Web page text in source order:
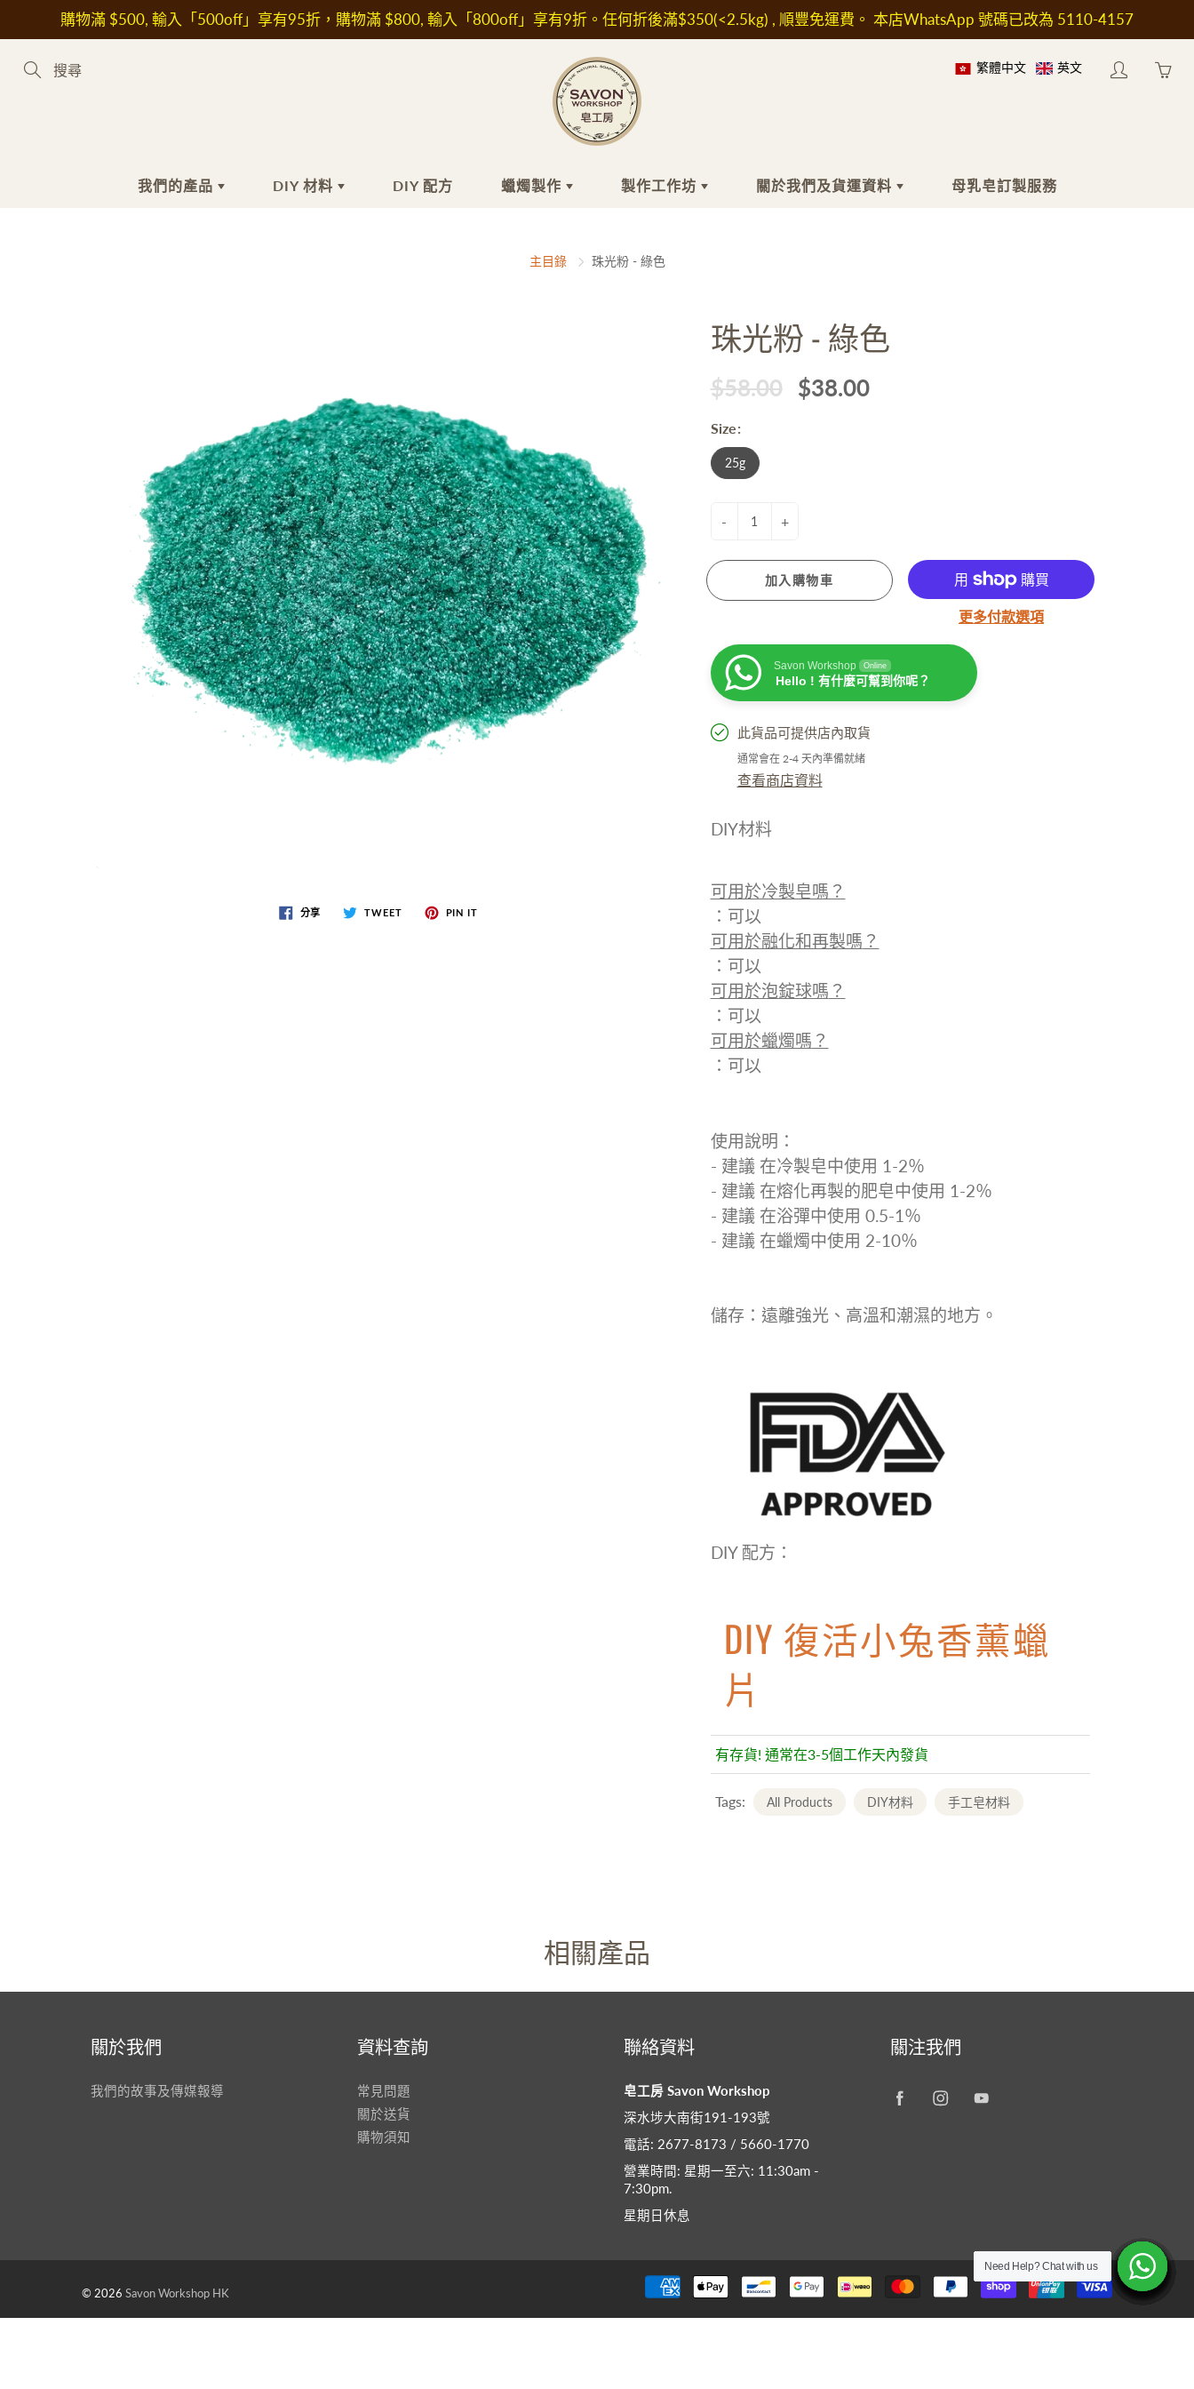
購物滿 $500, 輸入「500off」享有95折，購物滿 $800, 輸入「800off」享有9折。任何折後滿$350(<2.5kg) , 順豐免運費。 本店WhatsApp 號碼已改為 5110-4157
繁體中文 英文
我們的產品
頭髮
身體乳液
止汗劑
濕疹護理
眼部及唇部護理
精華液
乳液,臉霜及面膜
爽肌水
臉部清潔
再見痘痘系列
防曬霜
功能性原液
護膚蠟燭 防曬. 驅蚊. 去暗瘡
防脫髮專用 生活小物
微粒子擴香機
精油
香精
家居小品
手工淡香水 濕疹護理
DIY 材料
其他基本材料
植物粉和乾花
抗衰老成分
防脫髮成分
活性界面劑/ 起泡劑/ 乳化劑/ 增稠劑
抗菌劑
精油/香精
模具
包裝用具
瓶子和容器
DIY 工具箱
DIY材料包
身體護理製作工具箱
其他材料
DIY 配方 蠟燭製作 製作工作坊
作坊
外展課程服務
關於我們及貨運資料 母乳皂訂製服務
主目錄 珠光粉 - 綠色
分享 TWEET PIN IT
珠光粉 - 綠色
$58.00 $38.00
Size:
25g
- +
加入購物車
更多付款選項
Savon Workshop Online
Hello ! 有什麼可幫到你呢？
此貨品可提供店內取貨
通常會在 2-4 天內準備就緒
查看商店資料
DIY材料
可用於冷製皂嗎？
：可以
可用於融化和再製嗎 ？
：可以
可用於泡錠球嗎 ？
：可以
可用於蠟燭嗎 ？
：可以
使用說明：
- 建議 在冷製皂中使用 1-2％
- 建議 在熔化再製的肥皂中使用 1-2％
- 建議 在浴彈中使用 0.5-1％
- 建議 在蠟燭中使用 2-10％
儲存：遠離強光、高溫和潮濕的地方。
DIY 配方：
DIY 復活小兔香薰蠟
片
有存貨! 通常在3-5個工作天內發貨
Tags: All Products DIY材料 手工皂材料
相關產品
關於我們
我們的故事及傳媒報導
資料查詢
常見問題
關於送貨
購物須知
聯絡資料
皂工房 Savon Workshop
深水埗大南街191-193號
電話: 2677-8173 / 5660-1770
營業時間: 星期一至六: 11:30am -
7:30pm​.
星期日休息
關注我們
© 2026 Savon Workshop HK
Need Help? Chat with us
Need Help? Chat with us
Need Help? Chat with us
Need Help? Chat with us
Need Help? Chat with us
Need Help? Chat with us
Need Help? Chat with us
Need Help? Chat with us
Need Help? Chat with us
Need Help? Chat with us
Need Help? Chat with us
Need Help? Chat with us
Need Help? Chat with us
Need Help? Chat with us